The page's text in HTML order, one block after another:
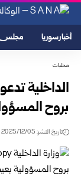
أخبار سوريا
محليات
الداخلية
بروح
تاريخ النشر: 2025/12/05 8:44 مساءً